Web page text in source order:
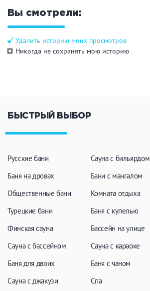
Кухня
Комната отдыха
WI-FI
Детская комната
Сеновал
ПРИМЕНИТЬ ФИЛЬТРЫ
Вы смотрели:
Удалить историю моих просмотров
Никогда не сохранять мою историю
БЫСТРЫЙ ВЫБОР
Русские бани
Баня на дровах
Общественные бани
Турецкие бани
Финская сауна
Сауна с бассейном
Баня для двоих
Сауна с джакузи
Сауна с бильярдом
Бани с мангалом
Комната отдыха
Баня с купелью
Бассейн на улице
Сауна с караоке
Баня с чаном
Спа